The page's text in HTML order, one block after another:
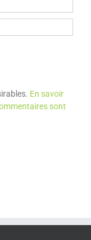
En savoir
sont